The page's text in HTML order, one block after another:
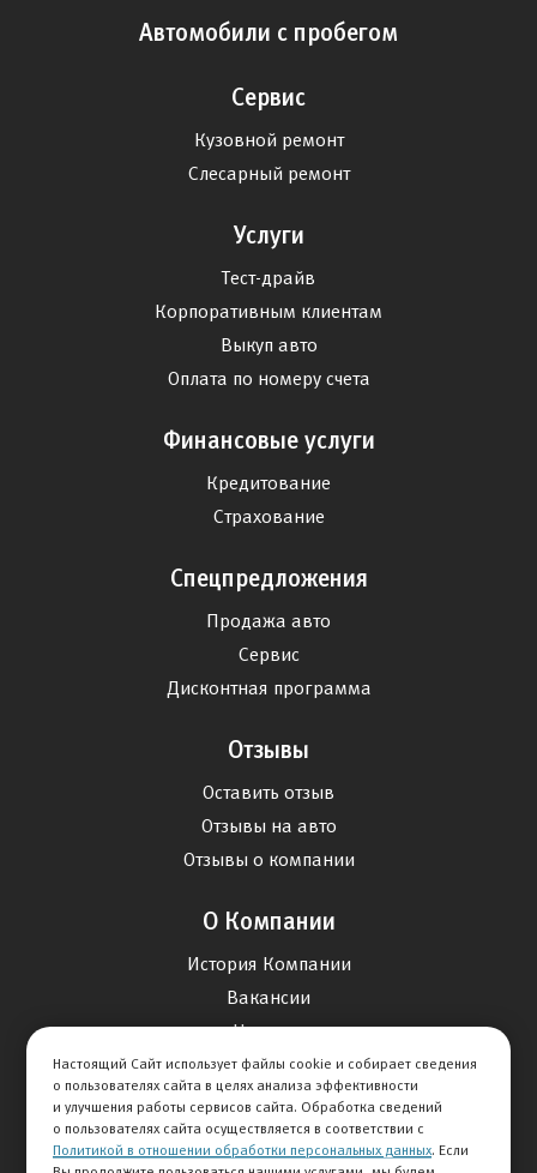
Автомобили с пробегом
Сервис
Кузовной ремонт
Слесарный ремонт
Услуги
Тест-драйв
Корпоративным клиентам
Выкуп авто
Оплата по номеру счета
Финансовые услуги
Кредитование
Страхование
Спецпредложения
Продажа авто
Сервис
Дисконтная программа
Отзывы
Оставить отзыв
Отзывы на авто
Отзывы о компании
О Компании
История Компании
Вакансии
Новости
Карта сайта
Контакты
Настоящий Сайт использует файлы cookie и собирает сведения
о пользователях сайта в целях анализа эффективности
и улучшения работы сервисов сайта. Обработка сведений
о пользователях сайта осуществляется в соответствии с
Политикой в отношении обработки персональных данных. Если